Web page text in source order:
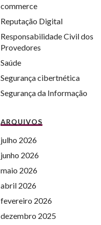
commerce
Reputação Digital
Responsabilidade Civil dos
Provedores
Saúde
Segurança cibertnética
Segurança da Informação
ARQUIVOS
julho 2026
junho 2026
maio 2026
abril 2026
fevereiro 2026
dezembro 2025